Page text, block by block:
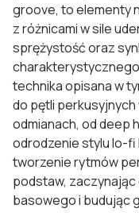
groove, to elementy
z różnicami w sile
sprężystość oraz
charakterystycznego
technika opisana w
do pętli
odmianach, od deep
odrodzenie stylu lo-fi
tworzenie rytmów
podstaw,
basowego i budując